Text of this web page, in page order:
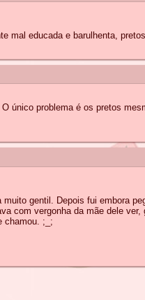
mal educada e barulhenta,
único problema é os pretos
gentil. Depois fui embora
com vergonha da mãe dele
chamou. ;_;